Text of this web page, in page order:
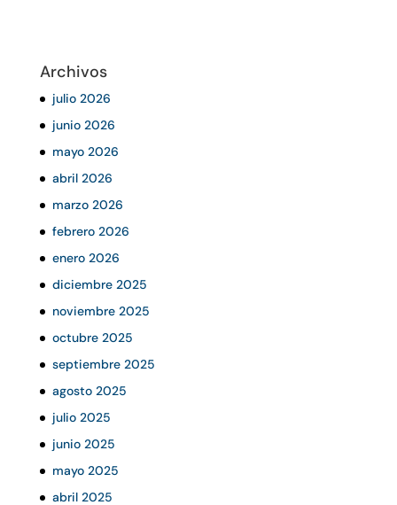
Archivos
julio 2026
junio 2026
mayo 2026
abril 2026
marzo 2026
febrero 2026
enero 2026
diciembre 2025
noviembre 2025
octubre 2025
septiembre 2025
agosto 2025
julio 2025
junio 2025
mayo 2025
abril 2025